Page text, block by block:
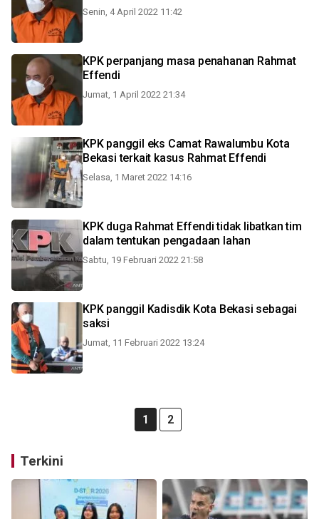
Senin, 4 April 2022 11:42
KPK perpanjang masa penahanan Rahmat
Effendi
Jumat, 1 April 2022 21:34
KPK panggil eks Camat Rawalumbu Kota
Bekasi terkait kasus Rahmat Effendi
Selasa, 1 Maret 2022 14:16
KPK duga Rahmat Effendi tidak libatkan tim
dalam tentukan pengadaan lahan
Sabtu, 19 Februari 2022 21:58
KPK panggil Kadisdik Kota Bekasi sebagai
saksi
Jumat, 11 Februari 2022 13:24
1 2
Terkini